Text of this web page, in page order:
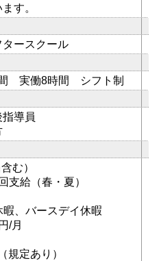
す。
タースクール
実働8時間 シフト制
導員
む）
支給（春・夏）
、バースデイ休暇
/月
規定あり）